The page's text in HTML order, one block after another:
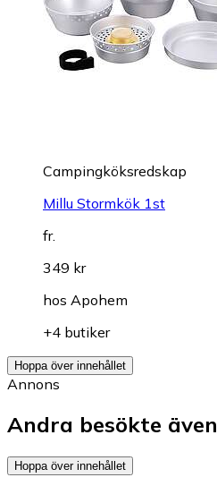
Campingköksredskap
Millu Stormkök 1st
fr.
349 kr
hos Apohem
+4 butiker
Hoppa över innehållet
Annons
Andra besökte även
Hoppa över innehållet